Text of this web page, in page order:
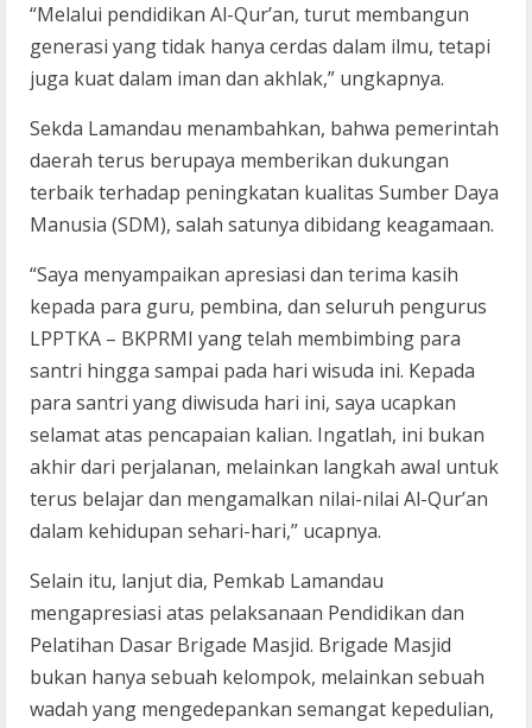
“Melalui pendidikan Al-Qur’an, turut membangun
generasi yang tidak hanya cerdas dalam ilmu, tetapi
juga kuat dalam iman dan akhlak,” ungkapnya.
Sekda Lamandau menambahkan, bahwa pemerintah
daerah terus berupaya memberikan dukungan
terbaik terhadap peningkatan kualitas Sumber Daya
Manusia (SDM), salah satunya dibidang keagamaan.
“Saya menyampaikan apresiasi dan terima kasih
kepada para guru, pembina, dan seluruh pengurus
LPPTKA – BKPRMI yang telah membimbing para
santri hingga sampai pada hari wisuda ini. Kepada
para santri yang diwisuda hari ini, saya ucapkan
selamat atas pencapaian kalian. Ingatlah, ini bukan
akhir dari perjalanan, melainkan langkah awal untuk
terus belajar dan mengamalkan nilai-nilai Al-Qur’an
dalam kehidupan sehari-hari,” ucapnya.
Selain itu, lanjut dia, Pemkab Lamandau
mengapresiasi atas pelaksanaan Pendidikan dan
Pelatihan Dasar Brigade Masjid. Brigade Masjid
bukan hanya sebuah kelompok, melainkan sebuah
wadah yang mengedepankan semangat kepedulian,